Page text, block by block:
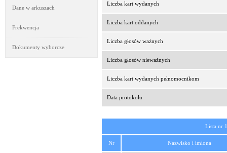
Dane w arkuszach
Frekwencja
Dokumenty wyborcze
Liczba kart wydanych
Liczba kart oddanych
Liczba głosów ważnych
Liczba głosów nieważnych
Liczba kart wydanych pełnomocnikom
Data protokołu
Lista nr
Nr Nazwisko i imiona